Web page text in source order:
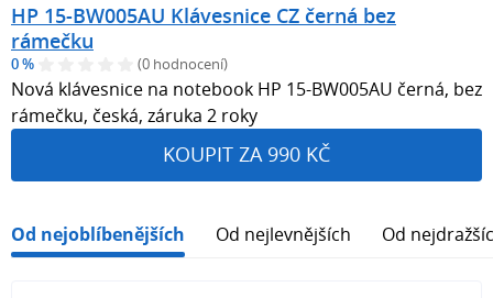
HP 15-BW005AU Klávesnice CZ černá bez
rámečku
0 % (0 hodnocení)
Nová klávesnice na notebook HP 15-BW005AU černá, bez
rámečku, česká, záruka 2 roky
KOUPIT ZA 990 KČ
Od nejoblíbenějších Od nejlevnějších Od